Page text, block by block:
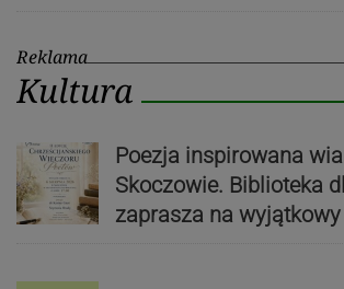
Reklama
Kultura
Poezja inspirowana
Skoczowie. Biblioteka
zaprasza na